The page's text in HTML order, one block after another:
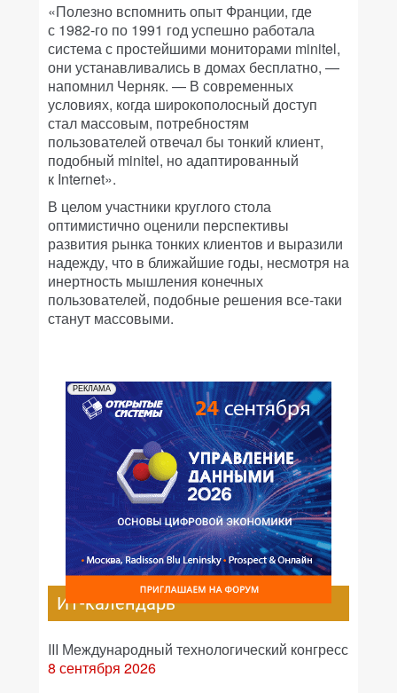
«Полезно вспомнить опыт Франции, где
с 1982-го по 1991 год успешно работала
система с простейшими мониторами minitel,
они устанавливались в домах бесплатно, —
напомнил Черняк. — В современных
условиях, когда широкополосный доступ
стал массовым, потребностям
пользователей отвечал бы тонкий клиент,
подобный minitel, но адаптированный
к Internet».
В целом участники круглого стола
оптимистично оценили перспективы
развития рынка тонких клиентов и выразили
надежду, что в ближайшие годы, несмотря на
инертность мышления конечных
пользователей, подобные решения все-таки
станут массовыми.
РЕКЛАМА
ИТ-календарь
III Международный технологический конгресс
8 сентября 2026